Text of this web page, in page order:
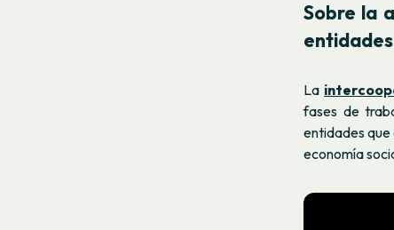
Sobre la
La
fases de
entidades
economía